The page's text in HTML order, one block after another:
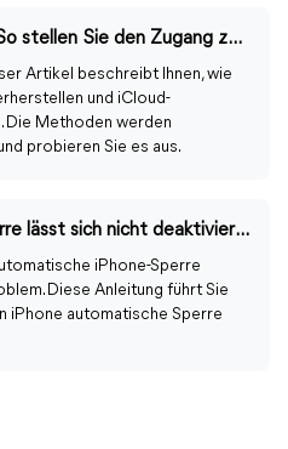
iCloud-Code vergessen? So stellen Sie den Zugang zu iCloud her
Artikel beschreibt Ihnen, wie
und iCloud-
Die Methoden werden
probieren Sie es aus.
iPhone automatische Sperre lässt sich nicht deaktivieren: Ursachen und Lösungen
iPhone-Sperre
Diese Anleitung führt Sie
iPhone automatische Sperre